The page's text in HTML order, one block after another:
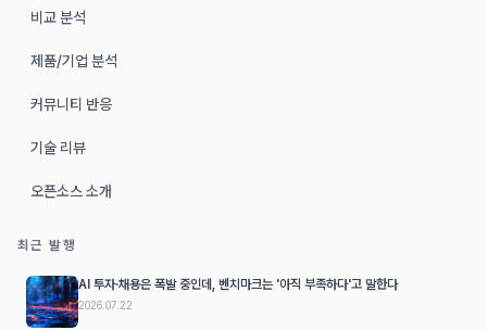
비교 분석
제품/기업 분석
커뮤니티 반응
기술 리뷰
오픈소스 소개
최근 발행
AI 투자·채용은 폭발 중인데, 벤치마크는 '아직 부족하다'고 말한다
2026.07.22